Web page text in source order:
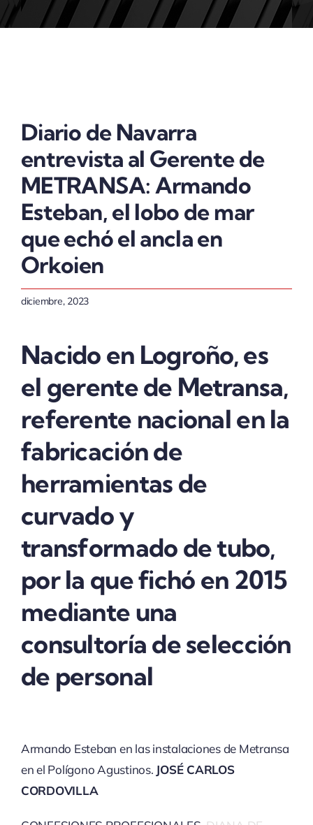
Diario de Navarra
entrevista al Gerente de
METRANSA: Armando
Esteban, el lobo de mar
que echó el ancla en
Orkoien
diciembre, 2023
Nacido en Logroño, es
el gerente de Metransa,
referente nacional en la
fabricación de
herramientas de
curvado y
transformado de tubo,
por la que fichó en 2015
mediante una
consultoría de selección
de personal
Armando Esteban en las instalaciones de Metransa
en el Polígono Agustinos. JOSÉ CARLOS
CORDOVILLA